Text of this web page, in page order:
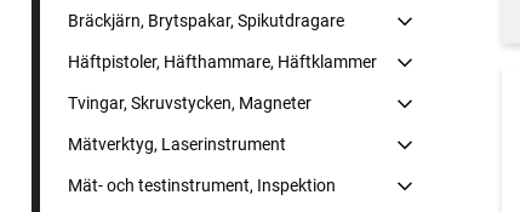
Bräckjärn, Brytspakar, Spikutdragare
Häftpistoler, Häfthammare, Häftklammer
Tvingar, Skruvstycken, Magneter
Mätverktyg, Laserinstrument
Mät- och testinstrument, Inspektion